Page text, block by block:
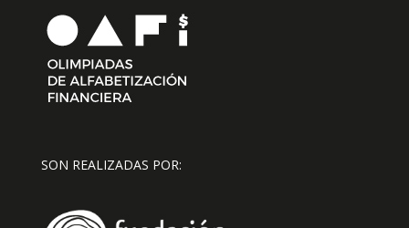
SON REALIZADAS POR: